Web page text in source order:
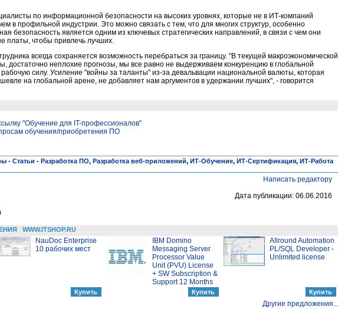
по информационной безопасности на высоких уровнях, которые не в ИТ-компаний
в профильной индустрии. Это можно связать с тем, что для многих структур, особенно
безопасность является одним из ключевых стратегических направлений, в связи с чем они
платы, чтобы привлечь лучших.
всегда сохраняется возможность перебраться за границу. "В текущей макроэкономической
достаточно неплохие прогнозы, мы все равно не выдерживаем конкуренцию в глобальной
силу. Усиление "войны за таланты" из-за девальвации национальной валюты, которая
на глобальной арене, не добавляет нам аргументов в удержании лучших", - говорится
"Обучение для IT-профессионалов"
обучения/приобретения ПО
- Статьи - Разработка ПО, Разработка веб-приложений, ИТ-Обучение, ИТ-Сертификация, ИТ-Работа
Написать редактору
Дата публикации: 06.06.2016
WWW.ITSHOP.RU
NauDoc Enterprise
10 рабочих мест
IBM Domino
Messaging Server
Processor Value
Unit (PVU) License
+ SW Subscription &
Support 12 Months
Allround Automation
PL/SQL Developer -
Unlimited license
Другие предложения...